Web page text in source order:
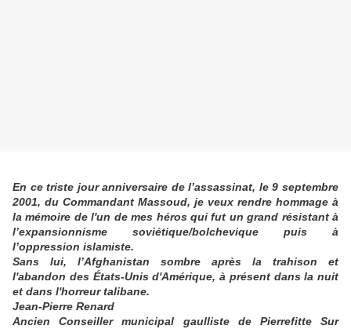
En ce triste jour anniversaire de l’assassinat, le 9 septembre
2001, du Commandant Massoud, je veux rendre hommage à
la mémoire de l'un de mes héros qui fut un grand résistant à
l’expansionnisme soviétique/bolchevique puis à
l’oppression islamiste.
Sans lui, l’Afghanistan sombre après la trahison et
l'abandon des États-Unis d'Amérique, à présent dans la nuit
et dans l'horreur talibane.
Jean-Pierre Renard
Ancien Conseiller municipal gaulliste de Pierrefitte Sur